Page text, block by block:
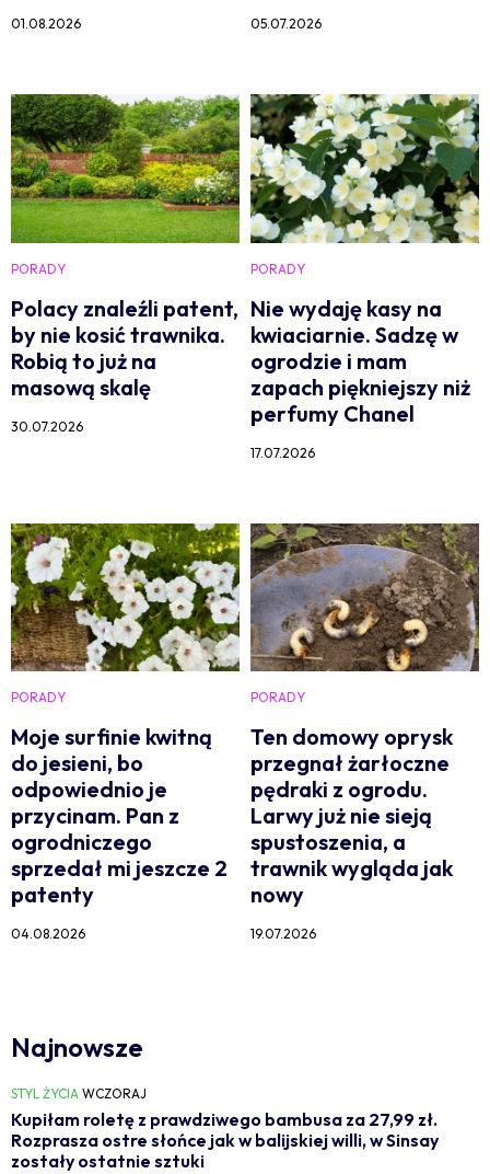
01.08.2026 05.07.2026
PORADY
Polacy znaleźli patent,
by nie kosić trawnika.
Robią to już na
masową skalę
30.07.2026
PORADY
Nie wydaję kasy na
kwiaciarnie. Sadzę w
ogrodzie i mam
zapach piękniejszy niż
perfumy Chanel
17.07.2026
PORADY
Moje surfinie kwitną
do jesieni, bo
odpowiednio je
przycinam. Pan z
ogrodniczego
sprzedał mi jeszcze 2
patenty
04.08.2026
PORADY
Ten domowy oprysk
przegnał żarłoczne
pędraki z ogrodu.
Larwy już nie sieją
spustoszenia, a
trawnik wygląda jak
nowy
19.07.2026
Najnowsze
STYL ŻYCIA WCZORAJ
Kupiłam roletę z prawdziwego bambusa za 27,99 zł.
Rozprasza ostre słońce jak w balijskiej willi, w Sinsay
zostały ostatnie sztuki